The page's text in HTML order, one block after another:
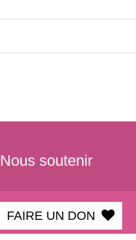
Nous soutenir
FAIRE UN DON